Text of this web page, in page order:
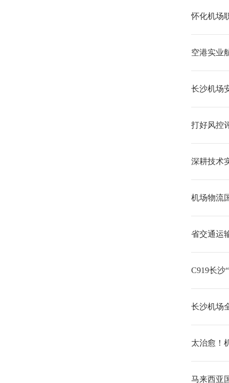
怀化机场
空港实业
长沙机场
打好风控
深耕技术
机场物流
省交通运
C919长沙
长沙机场
太治愈！
马来西亚